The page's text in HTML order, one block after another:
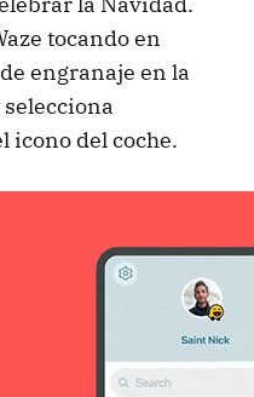
tocando en
engranaje en la
icono del coche.